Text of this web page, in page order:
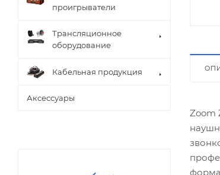
Zoom
проигрыватели
Трансляционное
оборудование
Кабельная продукция
Аксессуары